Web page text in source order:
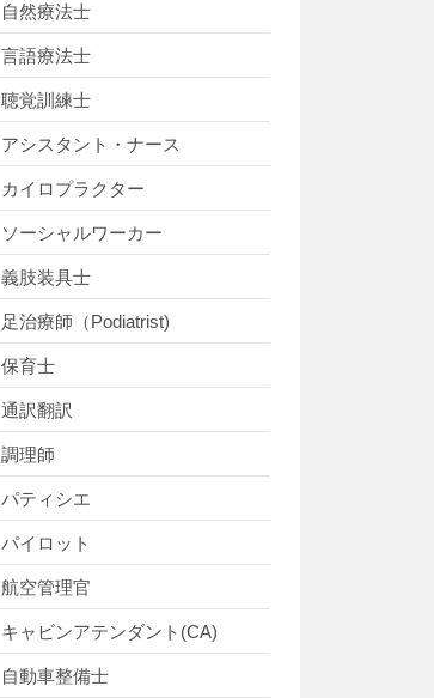
自然療法士
言語療法士
聴覚訓練士
アシスタント・ナース
カイロプラクター
ソーシャルワーカー
義肢装具士
足治療師（Podiatrist)
保育士
通訳翻訳
調理師
パティシエ
パイロット
航空管理官
キャビンアテンダント(CA)
自動車整備士